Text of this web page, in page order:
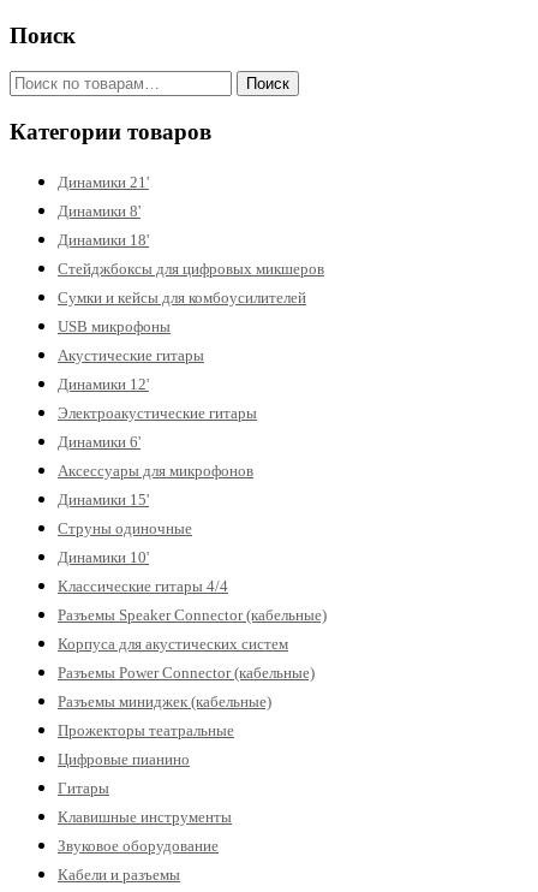
Поиск
Искать: Поиск
Категории товаров
Динамики 21'
Динамики 8'
Динамики 18'
Стейджбоксы для цифровых микшеров
Сумки и кейсы для комбоусилителей
USB микрофоны
Акустические гитары
Динамики 12'
Электроакустические гитары
Динамики 6'
Аксессуары для микрофонов
Динамики 15'
Струны одиночные
Динамики 10'
Классические гитары 4/4
Разъемы Speaker Connector (кабельные)
Корпуса для акустических систем
Разъемы Power Connector (кабельные)
Разъемы миниджек (кабельные)
Прожекторы театральные
Цифровые пианино
Гитары
Клавишные инструменты
Звуковое оборудование
Кабели и разъемы